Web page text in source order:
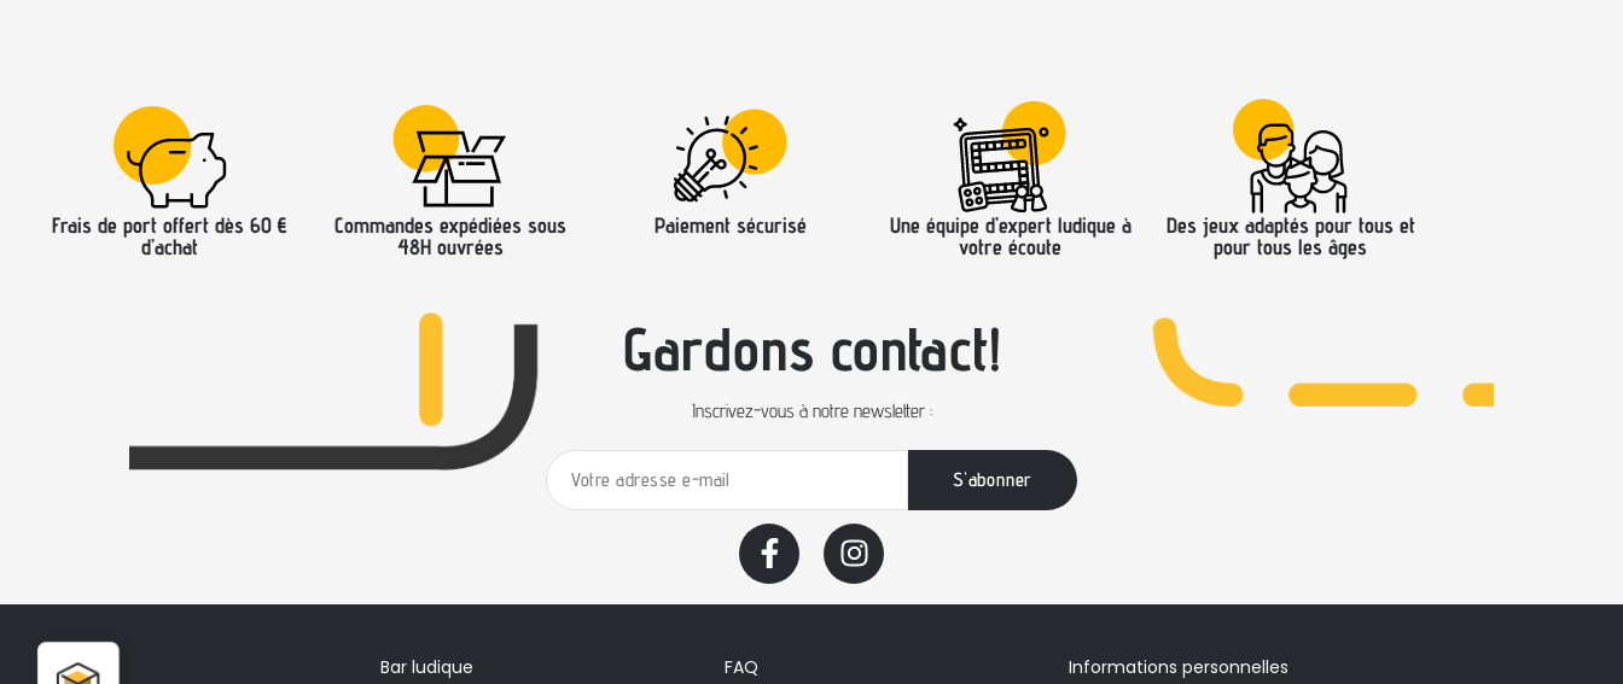
Frais de port offert dès 60 €
d’achat
Commandes expédiées sous
48H ouvrées
Paiement sécurisé
Une équipe d’expert ludique à
votre écoute
Des jeux adaptés pour tous et
pour tous les âges
Gardons contact!
Inscrivez-vous à notre newsletter :
Bar ludique FAQ Informations personnelles